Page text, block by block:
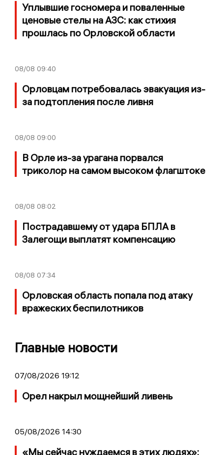
Уплывшие госномера и поваленные
ценовые стелы на АЗС: как стихия
прошлась по Орловской области
08/08 09:40
Орловцам потребовалась эвакуация из-
за подтопления после ливня
08/08 09:00
В Орле из-за урагана порвался
триколор на самом высоком флагштоке
08/08 08:02
Пострадавшему от удара БПЛА в
Залегощи выплатят компенсацию
08/08 07:34
Орловская область попала под атаку
вражеских беспилотников
Главные новости
07/08/2026 19:12
Орел накрыл мощнейший ливень
05/08/2026 14:30
«Мы сейчас нуждаемся в этих людях»: